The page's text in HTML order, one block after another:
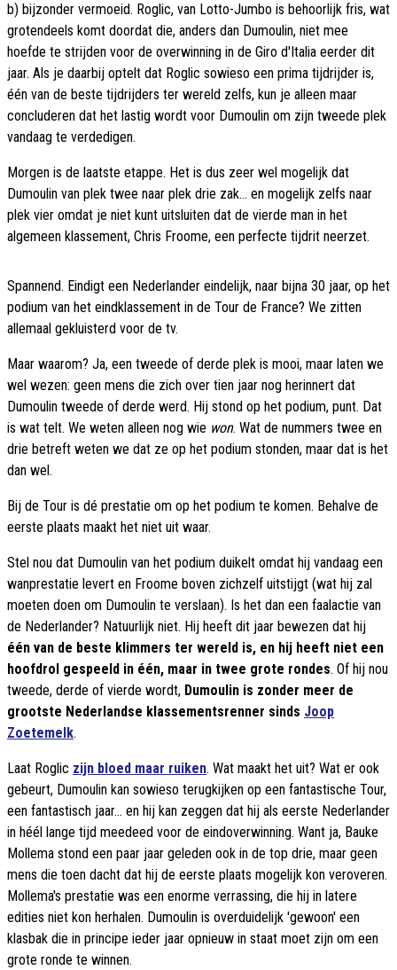
b) bijzonder vermoeid. Roglic, van Lotto-Jumbo is behoorlijk fris, wat
grotendeels komt doordat die, anders dan Dumoulin, niet mee
hoefde te strijden voor de overwinning in de Giro d'Italia eerder dit
jaar. Als je daarbij optelt dat Roglic sowieso een prima tijdrijder is,
één van de beste tijdrijders ter wereld zelfs, kun je alleen maar
concluderen dat het lastig wordt voor Dumoulin om zijn tweede plek
vandaag te verdedigen.
Morgen is de laatste etappe. Het is dus zeer wel mogelijk dat
Dumoulin van plek twee naar plek drie zak... en mogelijk zelfs naar
plek vier omdat je niet kunt uitsluiten dat de vierde man in het
algemeen klassement, Chris Froome, een perfecte tijdrit neerzet.
Spannend. Eindigt een Nederlander eindelijk, naar bijna 30 jaar, op het
podium van het eindklassement in de Tour de France? We zitten
allemaal gekluisterd voor de tv.
Maar waarom? Ja, een tweede of derde plek is mooi, maar laten we
wel wezen: geen mens die zich over tien jaar nog herinnert dat
Dumoulin tweede of derde werd. Hij stond op het podium, punt. Dat
is wat telt. We weten alleen nog wie won. Wat de nummers twee en
drie betreft weten we dat ze op het podium stonden, maar dat is het
dan wel.
Bij de Tour is dé prestatie om op het podium te komen. Behalve de
eerste plaats maakt het niet uit waar.
Stel nou dat Dumoulin van het podium duikelt omdat hij vandaag een
wanprestatie levert en Froome boven zichzelf uitstijgt (wat hij zal
moeten doen om Dumoulin te verslaan). Is het dan een faalactie van
de Nederlander? Natuurlijk niet. Hij heeft dit jaar bewezen dat hij
één van de beste klimmers ter wereld is, en hij heeft niet een
hoofdrol gespeeld in één, maar in twee grote rondes. Of hij nou
tweede, derde of vierde wordt, Dumoulin is zonder meer de
grootste Nederlandse klassementsrenner sinds Joop
Zoetemelk.
Laat Roglic zijn bloed maar ruiken. Wat maakt het uit? Wat er ook
gebeurt, Dumoulin kan sowieso terugkijken op een fantastische Tour,
een fantastisch jaar... en hij kan zeggen dat hij als eerste Nederlander
in héél lange tijd meedeed voor de eindoverwinning. Want ja, Bauke
Mollema stond een paar jaar geleden ook in de top drie, maar geen
mens die toen dacht dat hij de eerste plaats mogelijk kon veroveren.
Mollema's prestatie was een enorme verrassing, die hij in latere
edities niet kon herhalen. Dumoulin is overduidelijk 'gewoon' een
klasbak die in principe ieder jaar opnieuw in staat moet zijn om een
grote ronde te winnen.